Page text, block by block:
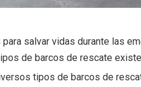
salvar vidas durante las
de barcos de rescate
tipos de barcos de